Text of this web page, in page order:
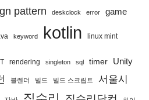
pattern deskclock error game
keyword kotlin linux mint
rendering singleton sql timer Unity
블렌더 빌드 빌드 스크립트 서울시